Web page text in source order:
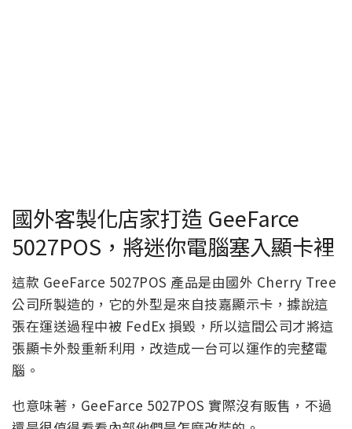
國外客製化店家打造 GeeFarce
5027POS，將迷你電腦塞入顯卡裡
這款 GeeFarce 5027POS 產品是由國外 Cherry Tree
公司所製造的，它的外型是來自技嘉顯示卡，據說這
張在運送過程中被 FedEx 損毀，所以這間公司才將這
張顯卡外殼重新利用，改造成一台可以運作的完整電
腦。
也意味著，GeeFarce 5027POS 實際沒有販售，不過